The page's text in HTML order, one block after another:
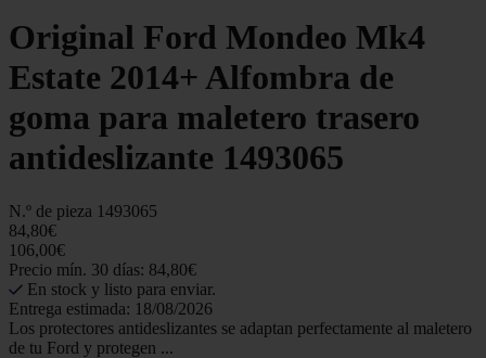
Original Ford Mondeo Mk4
Estate 2014+ Alfombra de
goma para maletero trasero
antideslizante 1493065
N.º de pieza 1493065
84,80€
106,00€
Precio mín. 30 días: 84,80€
En stock y listo para enviar.
Entrega estimada: 18/08/2026
Los protectores antideslizantes se adaptan perfectamente al maletero
de tu Ford y protegen ...